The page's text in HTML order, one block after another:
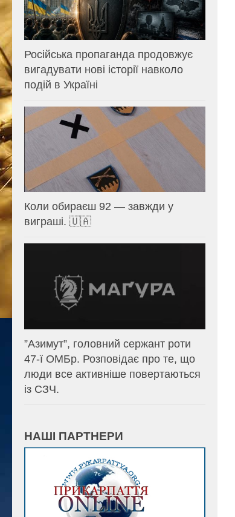
Російська пропаганда продовжує
вигадувати нові історії навколо
подій в Україні
Коли обираєш 92 — завжди у
виграші. 🇺🇦
⁨”Азимут”, головний сержант роти
47-ї ОМБр. Розповідає про те, що
люди все активніше повертаються
із СЗЧ.
НАШІ ПАРТНЕРИ